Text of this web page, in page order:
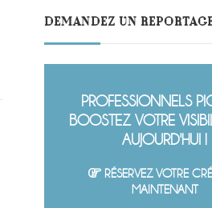
DEMANDEZ UN
PROFESSIONNELS
BOOSTEZ VOTRE
AUJOURD'HUI !
RÉSERVEZ VOTRE
MAINTENANT